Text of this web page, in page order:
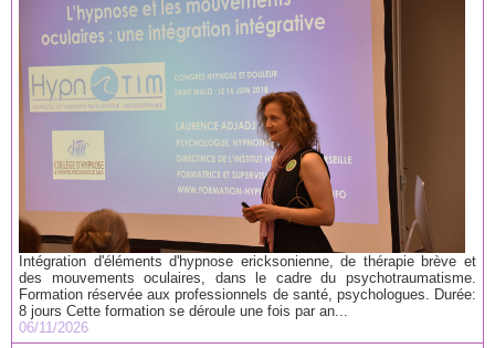
Intégration d'éléments d'hypnose ericksonienne, de thérapie brève et
des mouvements oculaires, dans le cadre du psychotraumatisme.
Formation réservée aux professionnels de santé, psychologues. Durée:
8 jours Cette formation se déroule une fois par an...
06/11/2026